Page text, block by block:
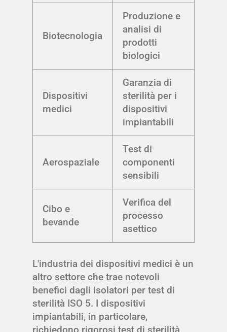
Biotecnologia
Produzione e
analisi di
prodotti
biologici
Dispositivi
medici
Garanzia di
sterilità per i
dispositivi
impiantabili
Aerospaziale
Test di
componenti
sensibili
Cibo e
bevande
Verifica del
processo
asettico
L'industria dei dispositivi medici è un
altro settore che trae notevoli
benefici dagli isolatori per test di
sterilità ISO 5. I dispositivi
impiantabili, in particolare,